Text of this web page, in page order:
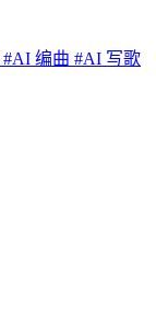
#AI 编曲 #AI 写歌